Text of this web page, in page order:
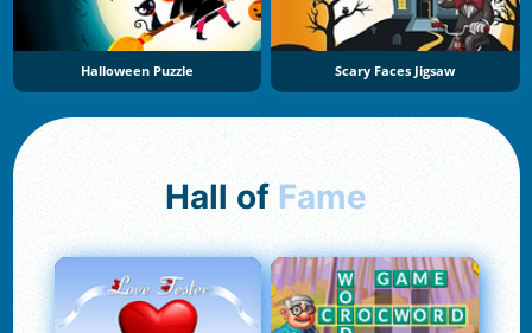
Halloween Puzzle Scary Faces Jigsaw
Hall of Fame